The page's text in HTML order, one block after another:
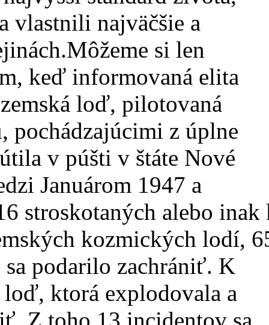
vlastnili najväčšie a
si len
keď informovaná elita
loď, pilotovaná
z úplne
v púšti v štáte Nové
Januárom 1947 a
stroskotaných alebo inak
kozmických lodí,
podarilo zachrániť. K
loď, ktorá explodovala a